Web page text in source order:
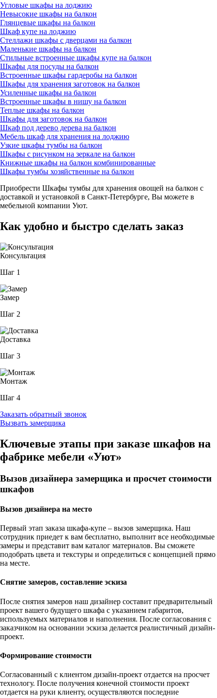
Угловые шкафы на лоджию
Невысокие шкафы на балкон
Глянцевые шкафы на балкон
Шкаф купе на лоджию
Стеллажи шкафы с дверцами на балкон
Маленькие шкафы на балкон
Стильные встроенные шкафы купе на балкон
Шкафы для посуды на балкон
Встроенные шкафы гардеробы на балкон
Шкафы для хранения заготовок на балкон
Усиленные шкафы на балкон
Встроенные шкафы в нишу на балкон
Теплые шкафы на балкон
Шкафы для заготовок на балкон
Шкаф под дерево дерева на балкон
Мебель шкаф для хранения на лоджию
Узкие шкафы тумбы на балкон
Шкафы с рисунком на зеркале на балкон
Книжные шкафы на балкон комбинированные
Шкафы тумбы хозяйственные на балкон
Приобрести Шкафы тумбы для хранения овощей на балкон с
доставкой и установкой в Санкт-Петербурге, Вы можете в
мебельной компании Уют.
Как удобно и быстро сделать заказ
Консультация
Шаг 1
Замер
Шаг 2
Доставка
Шаг 3
Монтаж
Шаг 4
Заказать обратный звонок
Вызвать замерщика
Ключевые этапы при заказе шкафов на
фабрике мебели «Уют»
Вызов дизайнера замерщика и просчет стоимости
шкафов
Вызов дизайнера на место
Первый этап заказа шкафа-купе – вызов замерщика. Наш
сотрудник приедет к вам бесплатно, выполнит все необходимые
замеры и представит вам каталог материалов. Вы сможете
подобрать цвета и текстуры и определиться с концепцией прямо
на месте.
Снятие замеров, составление эскиза
После снятия замеров наш дизайнер составит предварительный
проект вашего будущего шкафа с указанием габаритов,
используемых материалов и наполнения. После согласования с
заказчиком на основании эскиза делается реалистичный дизайн-
проект.
Формирование стоимости
Согласованный с клиентом дизайн-проект отдается на просчет
технологу. После получения конечной стоимости проект
отдается на руки клиенту, осуществляются последние